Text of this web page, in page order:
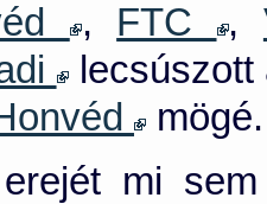
, FTC ,
lecsúszott
mögé.
mi